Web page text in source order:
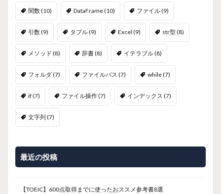
関数(10) DataFrame(10) ファイル(9)
引数(9) タプル(9) Excel (9) str型 (8)
メソッド (8) 辞書(8) イテラブル(8)
フォルダ(7) ファイルパス (7) while(7)
if(7) ファイル操作(7) インデックス (7)
文字列 (7)
最近の投稿
【TOEIC】600点取得までに使ったおススメ参考書8選